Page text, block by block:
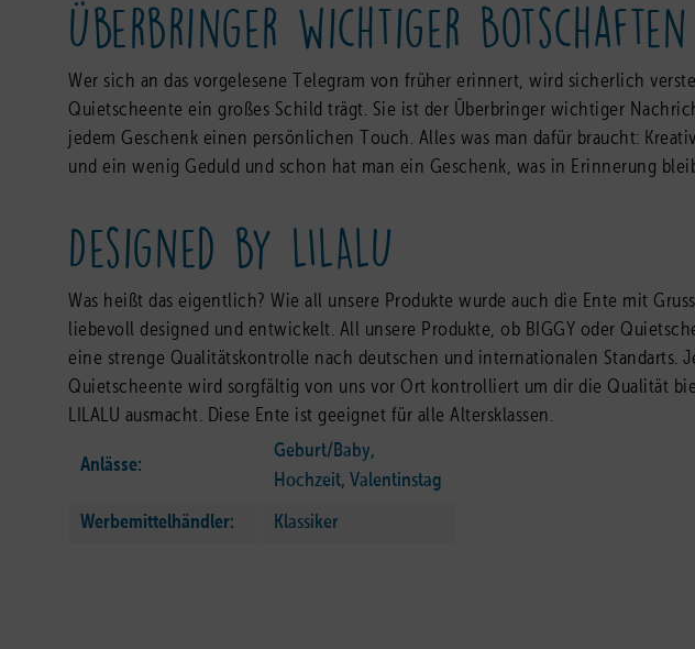
Überbringer wichtiger Botschaften
Wer sich an das vorgelesene Telegram von früher erinnert, wird sicherlich
Quietscheente ein großes Schild trägt. Sie ist der Überbringer wichtiger
jedem Geschenk einen persönlichen Touch. Alles was man dafür braucht:
und ein wenig Geduld und schon hat man ein Geschenk, was in Erinnerung
Designed by LILALU
Was heißt das eigentlich? Wie all unsere Produkte wurde auch die Ente mit
liebevoll designed und entwickelt. All unsere Produkte, ob BIGGY oder
eine strenge Qualitätskontrolle nach deutschen und internationalen Standarts.
Quietscheente wird sorgfältig von uns vor Ort kontrolliert um dir die Qualität
LILALU ausmacht. Diese Ente ist geeignet für alle Altersklassen.
Anlässe:
Geburt/Baby,
Hochzeit, Valentinstag
Werbemittelhändler: Klassiker